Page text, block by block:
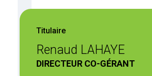
Titulaire
Renaud LAHAYE
DIRECTEUR CO-GÉRANT